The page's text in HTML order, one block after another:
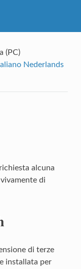
(PC)
Nederlands
alcuna
di
di terze
installata per